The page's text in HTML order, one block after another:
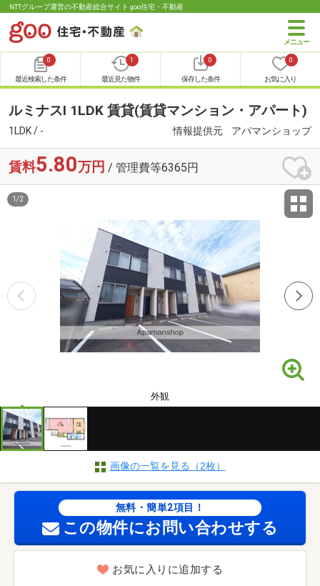
NTTグループ運営の不動産総合サイト goo住宅・不動産
0
最近検索した条件
1
最近見た物件
0
保存した条件
0
お気に入り
ルミナスⅠ 1LDK 賃貸(賃貸マンション・アパート)
1LDK / - 情報提供元 アパマンショップ
賃料5.80万円 / 管理費等6365円
外観
1 /2
画像の一覧を見る（2枚）
無料・簡単2項目！
この物件にお問い合わせする
お気に入りに追加する